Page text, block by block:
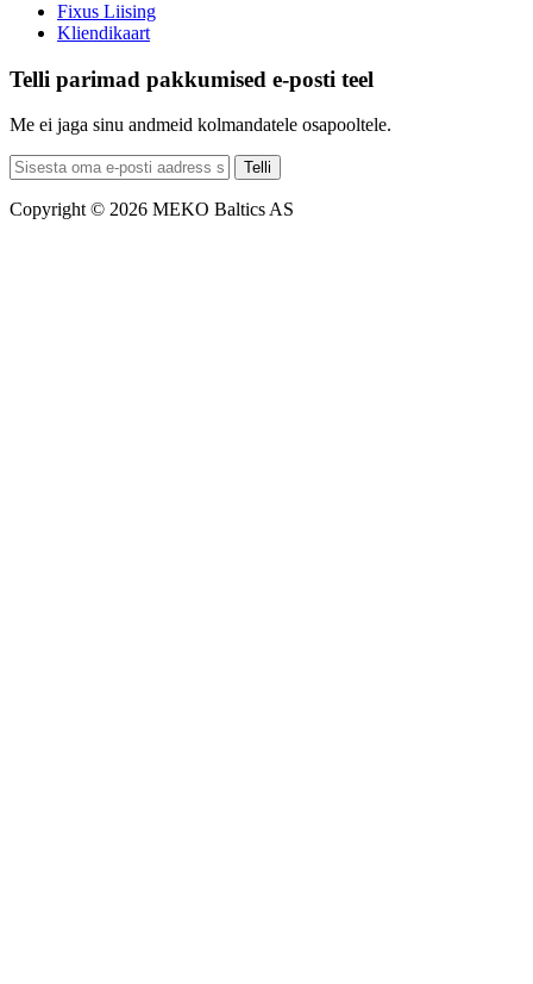
Fixus Liising
Kliendikaart
Telli parimad pakkumised e-posti teel
Me ei jaga sinu andmeid kolmandatele osapooltele.
Telli
Copyright © 2026 MEKO Baltics AS